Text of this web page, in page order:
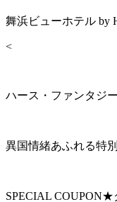
舞浜ビューホテル
<
ハース・ファンタジ
異国情緒あふれる特
SPECIAL